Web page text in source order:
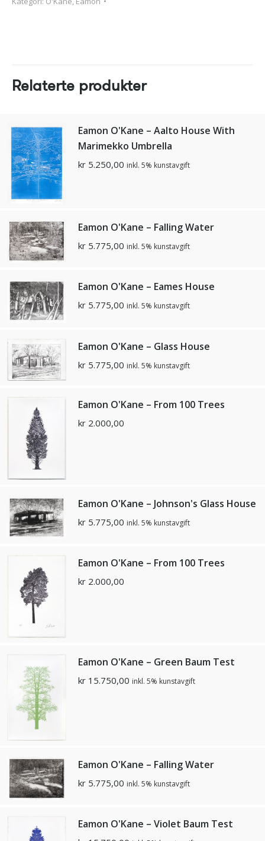
Relaterte produkter
Eamon O'Kane – Aalto House With
Marimekko Umbrella
kr 5.250,00 inkl. 5% kunstavgift
Eamon O'Kane – Falling Water
kr 5.775,00 inkl. 5% kunstavgift
Eamon O'Kane – Eames House
kr 5.775,00 inkl. 5% kunstavgift
Eamon O'Kane – Glass House
kr 5.775,00 inkl. 5% kunstavgift
Eamon O'Kane – From 100 Trees
kr 2.000,00
Eamon O'Kane – Johnson's Glass House
kr 5.775,00 inkl. 5% kunstavgift
Eamon O'Kane – From 100 Trees
kr 2.000,00
Eamon O'Kane – Green Baum Test
kr 15.750,00 inkl. 5% kunstavgift
Eamon O'Kane – Falling Water
kr 5.775,00 inkl. 5% kunstavgift
Eamon O'Kane – Violet Baum Test